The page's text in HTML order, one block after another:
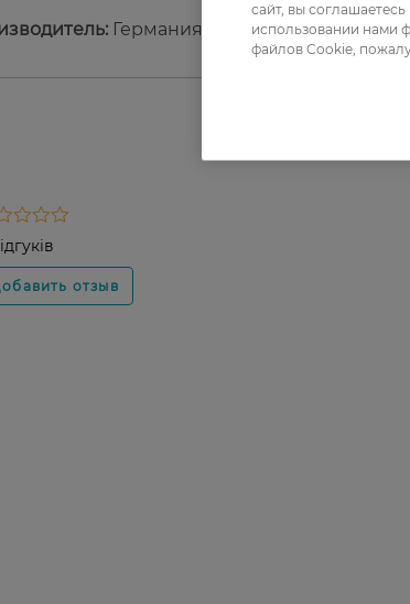
Германия
сайт, вы
использовании нами
файлов Cookie,